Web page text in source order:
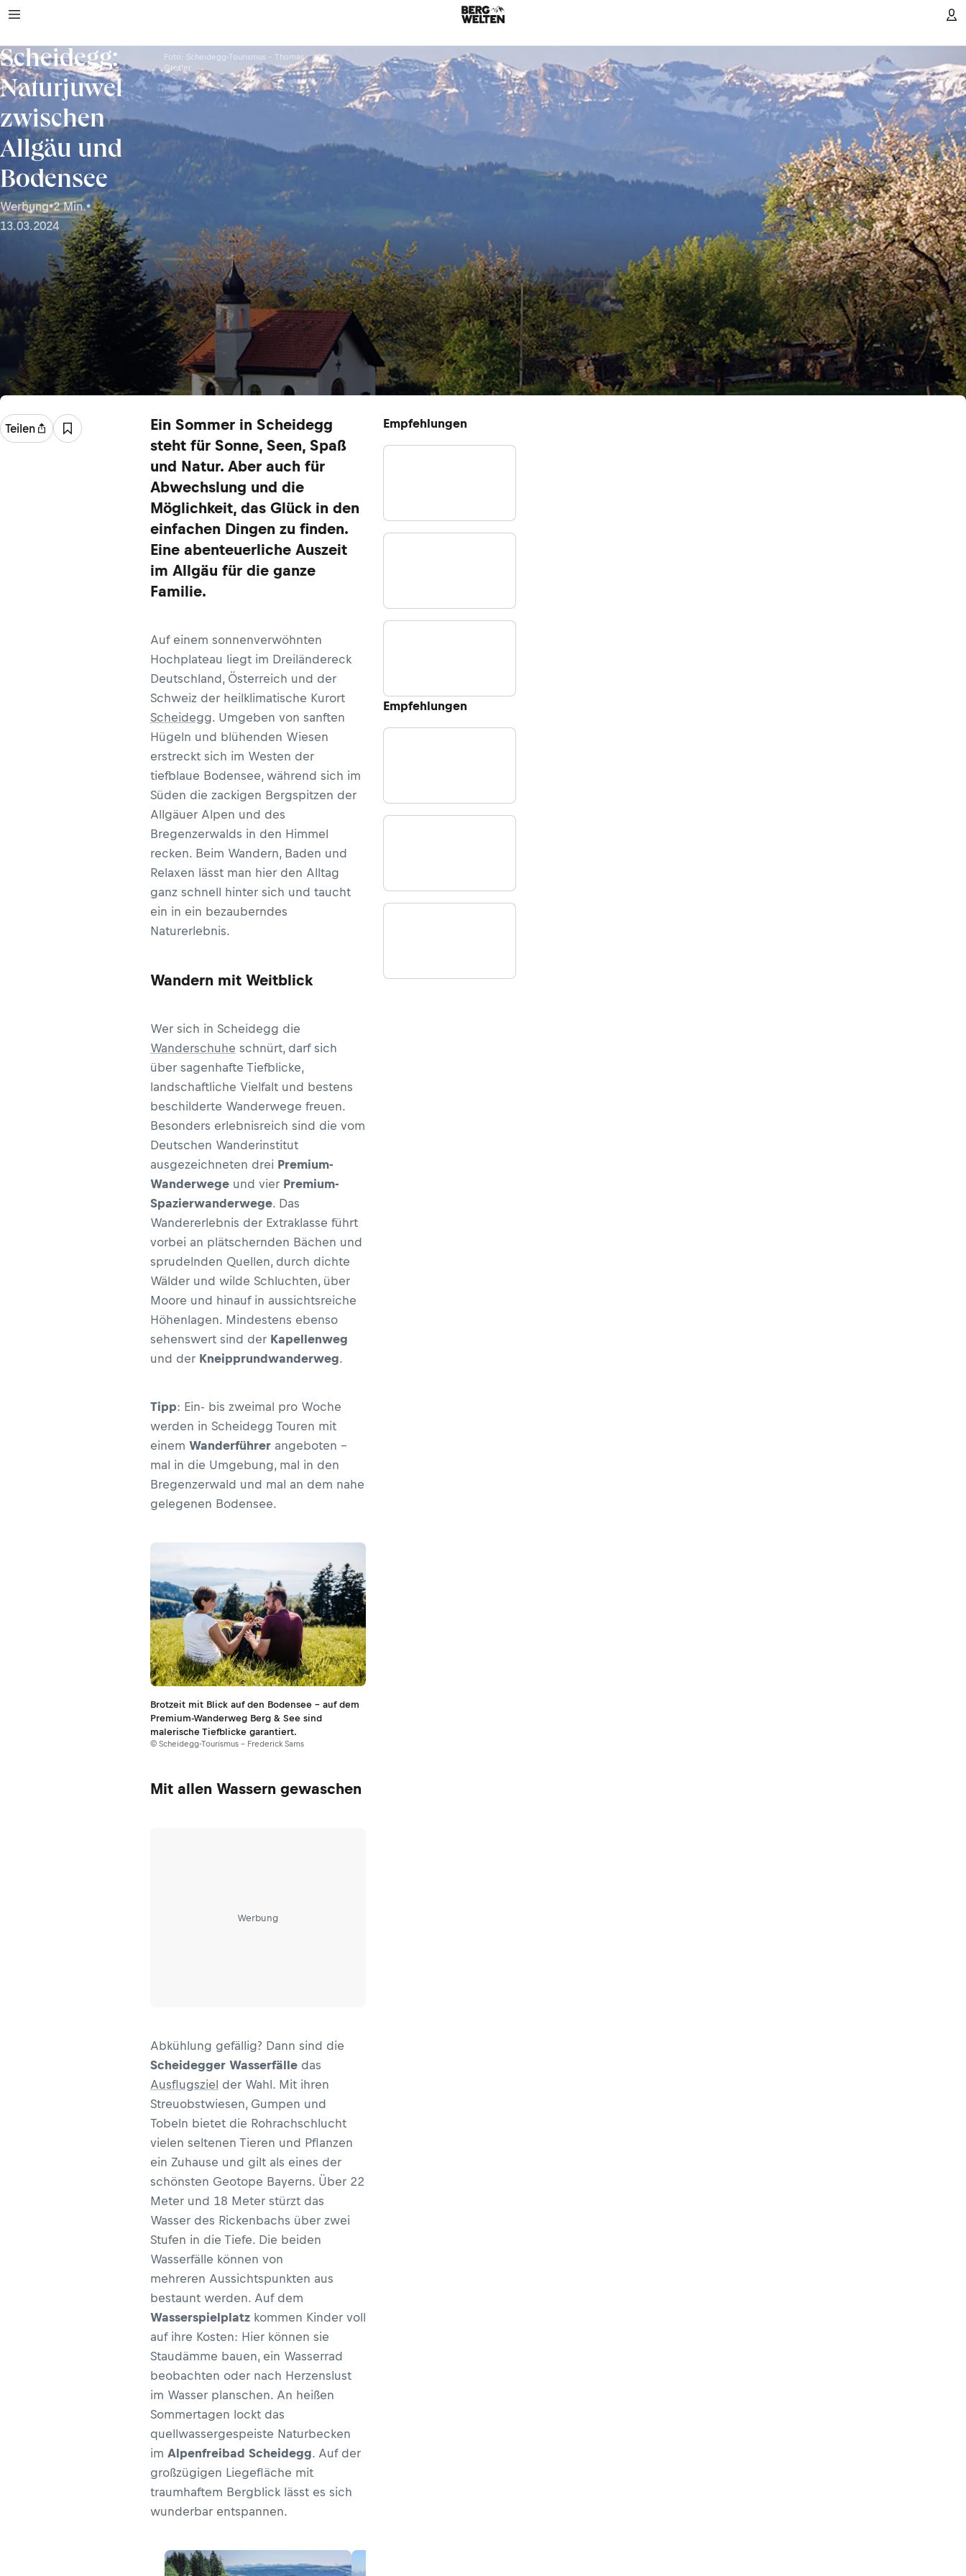
Scheidegg:
Naturjuwel
zwischen
Allgäu und
Bodensee
Werbung•2 Min.•
13.03.2024
Foto: Scheidegg-Tourismus – Thomas
Gretler
Teilen Empfehlungen
Empfehlungen
Ein Sommer in Scheidegg
steht für Sonne, Seen, Spaß
und Natur. Aber auch für
Abwechslung und die
Möglichkeit, das Glück in den
einfachen Dingen zu finden.
Eine abenteuerliche Auszeit
im Allgäu für die ganze
Familie.
Auf einem sonnenverwöhnten
Hochplateau liegt im Dreiländereck
Deutschland, Österreich und der
Schweiz der heilklimatische Kurort
Scheidegg. Umgeben von sanften
Hügeln und blühenden Wiesen
erstreckt sich im Westen der
tiefblaue Bodensee, während sich im
Süden die zackigen Bergspitzen der
Allgäuer Alpen und des
Bregenzerwalds in den Himmel
recken. Beim Wandern, Baden und
Relaxen lässt man hier den Alltag
ganz schnell hinter sich und taucht
ein in ein bezauberndes
Naturerlebnis.
Wandern mit Weitblick
Wer sich in Scheidegg die
Wanderschuhe schnürt, darf sich
über sagenhafte Tiefblicke,
landschaftliche Vielfalt und bestens
beschilderte Wanderwege freuen.
Besonders erlebnisreich sind die vom
Deutschen Wanderinstitut
ausgezeichneten drei Premium-
Wanderwegeund vier Premium-
Spazierwanderwege. Das
Wandererlebnis der Extraklasse führt
vorbei an plätschernden Bächen und
sprudelnden Quellen, durch dichte
Wälder und wilde Schluchten, über
Moore und hinauf in aussichtsreiche
Höhenlagen. Mindestens ebenso
sehenswert sind der Kapellenweg
und der Kneipprundwanderweg.
Tipp: Ein- bis zweimal pro Woche
werden in Scheidegg Touren mit
einem Wanderführerangeboten –
mal in die Umgebung, mal in den
Bregenzerwald und mal an dem nahe
gelegenen Bodensee.
Brotzeit mit Blick auf den Bodensee – auf dem
Premium-Wanderweg Berg & See sind
malerische Tiefblicke garantiert.
© Scheidegg-Tourismus – Frederick Sams
Mit allen Wassern gewaschen
Werbung
Abkühlung gefällig? Dann sind die
Scheidegger Wasserfälledas
Ausflugsziel der Wahl. Mit ihren
Streuobstwiesen, Gumpen und
Tobeln bietet die Rohrachschlucht
vielen seltenen Tieren und Pflanzen
ein Zuhause und gilt als eines der
schönsten Geotope Bayerns. Über 22
Meter und 18 Meter stürzt das
Wasser des Rickenbachs über zwei
Stufen in die Tiefe. Die beiden
Wasserfälle können von
mehreren Aussichtspunkten aus
bestaunt werden. Auf dem
Wasserspielplatzkommen Kinder voll
auf ihre Kosten: Hier können sie
Staudämme bauen, ein Wasserrad
beobachten oder nach Herzenslust
im Wasser planschen. An heißen
Sommertagen lockt das
quellwassergespeiste Naturbecken
im Alpenfreibad Scheidegg. Auf der
großzügigen Liegefläche mit
traumhaftem Bergblick lässt es sich
wunderbar entspannen.